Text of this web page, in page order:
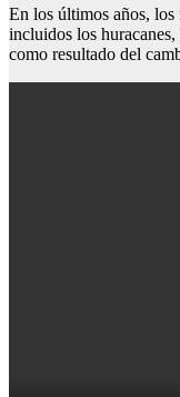
En los últimos años, los
incluidos los
como resultado del